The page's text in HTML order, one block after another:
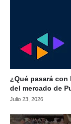
¿Qué pasará
del mercado de
Julio 23, 2026